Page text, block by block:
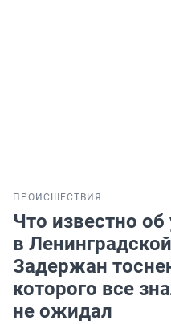
ПРОИСШЕСТВИЯ
Что известно об
в
Задержан
которого все
не ожидал